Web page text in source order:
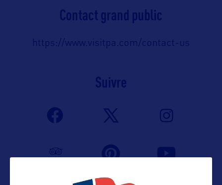
Contact grand public
https://www.visitpa.com/contact-us
Suivre